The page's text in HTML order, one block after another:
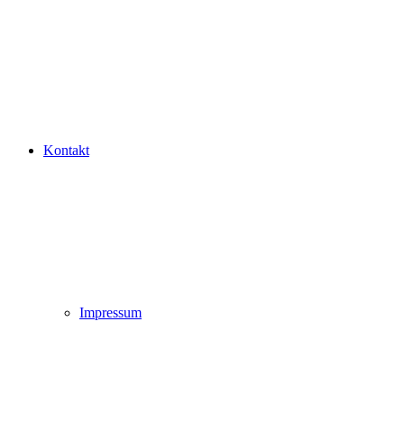
Kontakt
Impressum